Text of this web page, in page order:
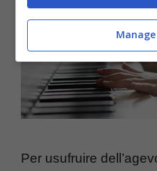
Per usufruire